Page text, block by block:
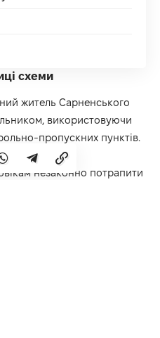
схеми
житель Сарненського
використовуючи
пропускних пунктів.
допомагали
незаконно потрапити